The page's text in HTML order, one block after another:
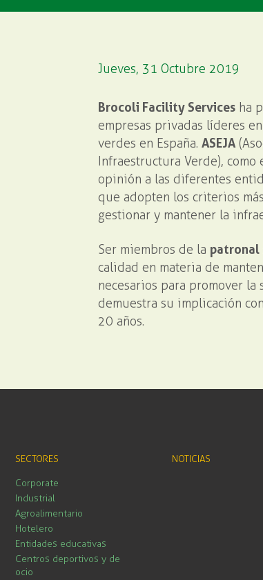
Jueves, 31 Octubre 2019
Brocoli Facility Servicesha
empresas privadas líderes
verdes en España. ASEJA
Infraestructura Verde),
opinión a las diferentes
que adopten los criterios
gestionar y mantener la
Ser miembros de la patronal
calidad en materia de
necesarios para promover
demuestra su implicación
20 años.
SECTORES
Corporate
Industrial
Agroalimentario
Hotelero
Entidades educativas
Centros deportivos y de
ocio
NOTICIAS